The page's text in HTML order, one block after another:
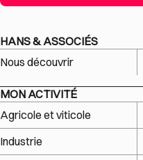
HANS & ASSOCIÉS
Nous découvrir
MON ACTIVITÉ
Agricole et viticole
Industrie